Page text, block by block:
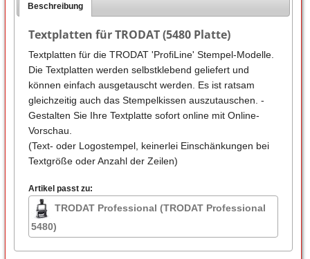
Beschreibung
Textplatten für TRODAT (5480 Platte)
Textplatten für die TRODAT 'ProfiLine' Stempel-Modelle.
Die Textplatten werden selbstklebend geliefert und
können einfach ausgetauscht werden. Es ist ratsam
gleichzeitig auch das Stempelkissen auszutauschen. -
Gestalten Sie Ihre Textplatte sofort online mit Online-
Vorschau.
(Text- oder Logostempel, keinerlei Einschänkungen bei
Textgröße oder Anzahl der Zeilen)
Artikel passt zu:
TRODAT Professional (TRODAT Professional
5480)